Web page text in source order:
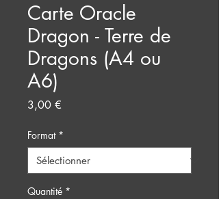
Carte Oracle
Dragon - Terre de
Dragons (A4 ou
A6)
3,00 €
Format *
Quantité *